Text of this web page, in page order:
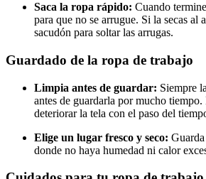
Saca la ropa rápido: Cuando
para que no se arrugue. Si la secas al
sacudón para soltar las arrugas.
Guardado de la ropa de trabajo
Limpia antes de guardar: Siempre
antes de guardarla por mucho
deteriorar la tela con el paso del
Elige un lugar fresco y seco:
donde no haya humedad ni calor